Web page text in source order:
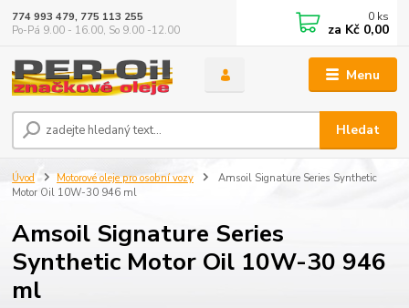
Menu
Hledat
774 993 479, 775 113 255
Po-Pá 9.00 - 16.00, So 9.00 -12.00
0 ks
za Kč 0,00
Úvod Motorové oleje pro osobní vozy
Amsoil Signature Series Synthetic
Motor Oil 10W-30 946 ml
Amsoil Signature Series
Synthetic Motor Oil 10W-30 946
ml